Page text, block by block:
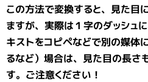
この方法で変換すると、見た目
ますが、実際は１字のダッシュ
キストをコピペなどで別の媒体
るなど）場合は、見た目の長さ
す。ご注意ください！